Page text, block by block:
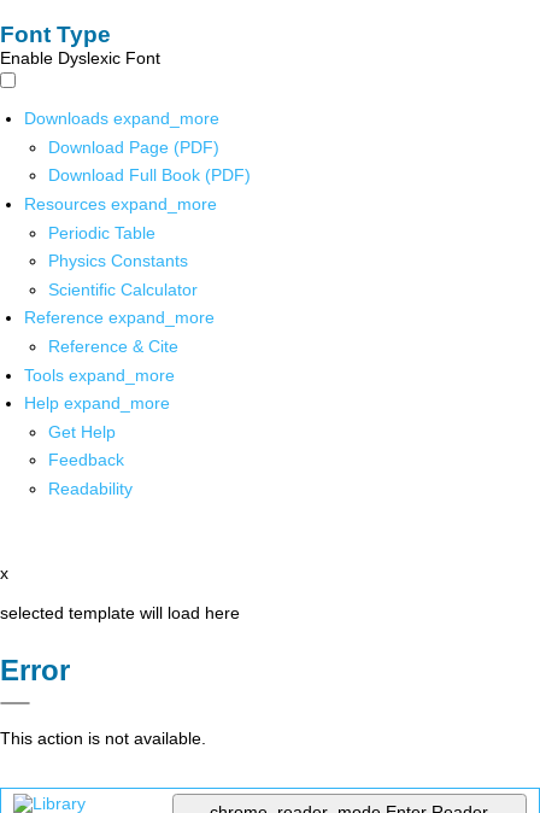
Font Type
Enable Dyslexic Font
Downloads expand_more
Download Page (PDF)
Download Full Book (PDF)
Resources expand_more
Periodic Table
Physics Constants
Scientific Calculator
Reference expand_more
Reference & Cite
Tools expand_more
Help expand_more
Get Help
Feedback
Readability
x
selected template will load here
Error
This action is not available.